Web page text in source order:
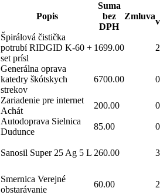
Popis
Suma
bez
DPH
Zmluva
Špirálová čistička
potrubí RIDGID K-60 +
set prísl
1699.00
Generálna oprava
katedry škótskych
strekov
6700.00
Zariadenie pre internet
Achát
200.00
Autodoprava Sielnica
Dudunce
85.00
Sanosil Super 25 Ag 5 L 260.00
Smernica Verejné
obstarávanie
60.00